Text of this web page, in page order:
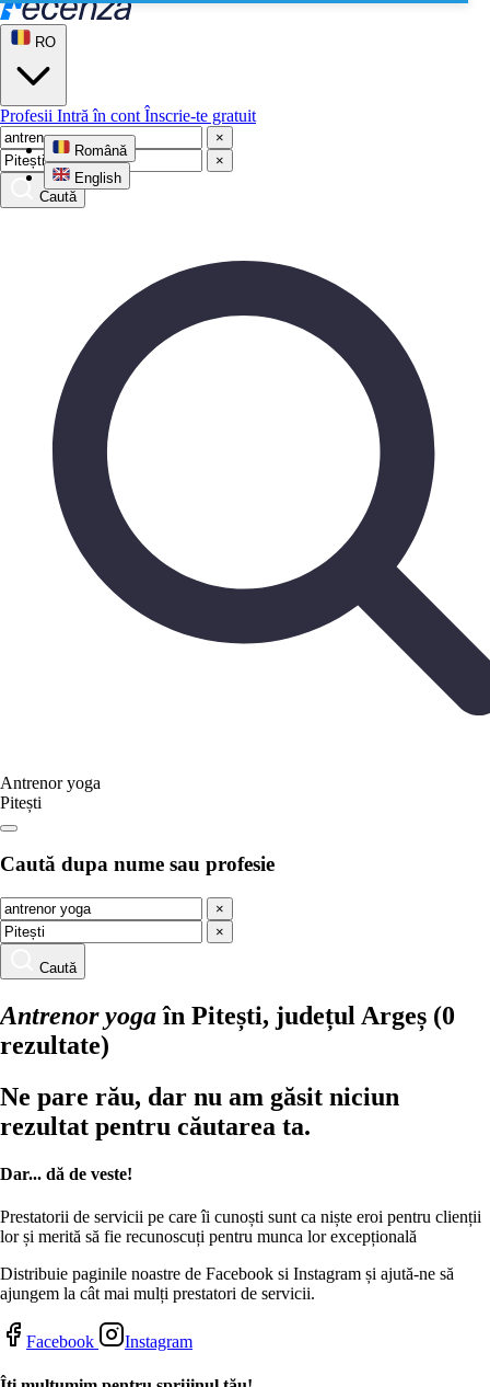
RO
Română
English
Profesii Intră în cont Înscrie-te gratuit
×
×
Caută
Antrenor yoga
Pitești
Caută dupa nume sau profesie
×
×
Caută
Antrenor yogaîn Pitești, județul Argeș (0
rezultate)
Ne pare rău, dar nu am găsit niciun
rezultat pentru căutarea ta.
Dar... dă de veste!
Prestatorii de servicii pe care îi cunoști sunt ca niște eroi pentru clienții
lor și merită să fie recunoscuți pentru munca lor excepțională
Distribuie paginile noastre de Facebook si Instagram și ajută-ne să
ajungem la cât mai mulți prestatori de servicii.
Facebook Instagram